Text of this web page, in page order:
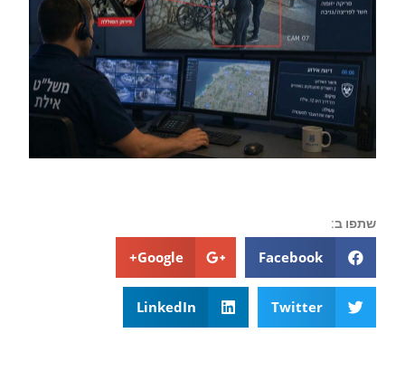
שתפו ב:
Facebook
Google+
Twitter
LinkedIn